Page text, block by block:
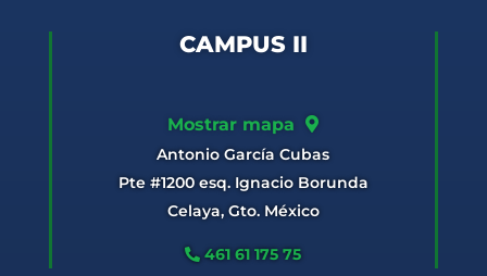
CAMPUS II
Mostrar mapa
Antonio García Cubas
Pte #1200 esq. Ignacio Borunda
Celaya, Gto. México
461 61 175 75